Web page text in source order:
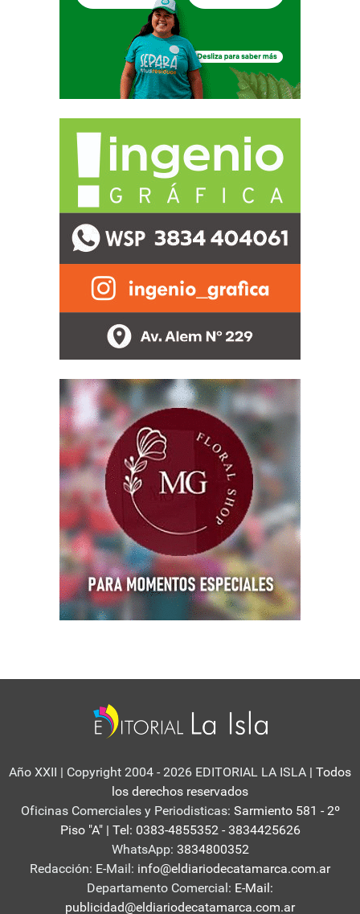
Año XXII | Copyright 2004 - 2026 EDITORIAL LA ISLA | Todos
los derechos reservados
Oficinas Comerciales y Periodisticas: Sarmiento 581 - 2º
Piso "A" | Tel: 0383-4855352 - 3834425626
WhatsApp: 3834800352
Redacción: E-Mail: info@eldiariodecatamarca.com.ar
Departamento Comercial: E-Mail:
publicidad@eldiariodecatamarca.com.ar